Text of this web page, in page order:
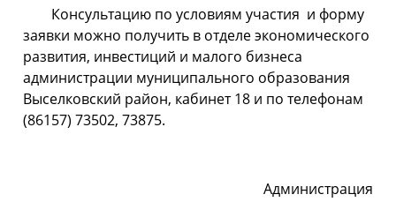
Консультацию по условиям участия и форму
заявки можно получить в отделе экономического
развития, инвестиций и малого бизнеса
администрации муниципального образования
Выселковский район, кабинет 18 и по телефонам
(86157) 73502, 73875.
Администрация